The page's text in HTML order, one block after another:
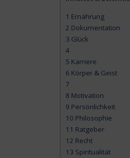
1 Ernährung
2 Dokumentation
3 Glück
4
5 Karriere
6 Körper & Geist
7
8 Motivation
9 Persönlichkeit
10 Philosophie
11 Ratgeber
12 Recht
13 Spiritualität